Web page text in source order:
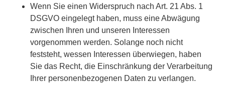
Wenn Sie einen Widerspruch nach Art. 21 Abs. 1
DSGVO eingelegt haben, muss eine Abwägung
zwischen Ihren und unseren Interessen
vorgenommen werden. Solange noch nicht
feststeht, wessen Interessen überwiegen, haben
Sie das Recht, die Einschränkung der Verarbeitung
Ihrer personenbezogenen Daten zu verlangen.